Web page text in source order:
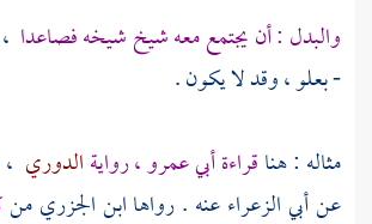
والبدل : أن يجتمع معه شيخ شيخه فصاعدا
- بعلو ، وقد لا يكون .
مثاله : هناقراءةأبي عمرو، روايةالدوري
عنأبي الزعراءعنه . رواهاابن الجزريمن